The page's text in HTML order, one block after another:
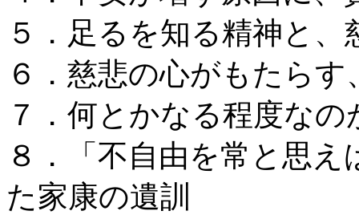
５．足るを知る精神と
６．慈悲の心がもたら
７．何とかなる程度なの
８．「不自由を常と思
た家康の遺訓